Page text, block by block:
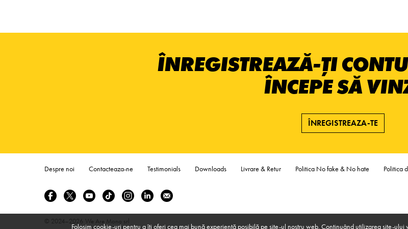
ÎNREGISTREAZĂ-ȚI
ÎNCEPE SĂ
ÎNREGISTREAZA-TE
Despre noi Contacteaza-ne Testimonials Downloads Livrare & Retur Politica No fake & No hate Politica
© 2024–2026 We Are Mono srl
Folosim cookie-uri pentru a îți oferi cea mai bună experiență posibilă pe site-ul nostru web. Continuând utilizarea site-